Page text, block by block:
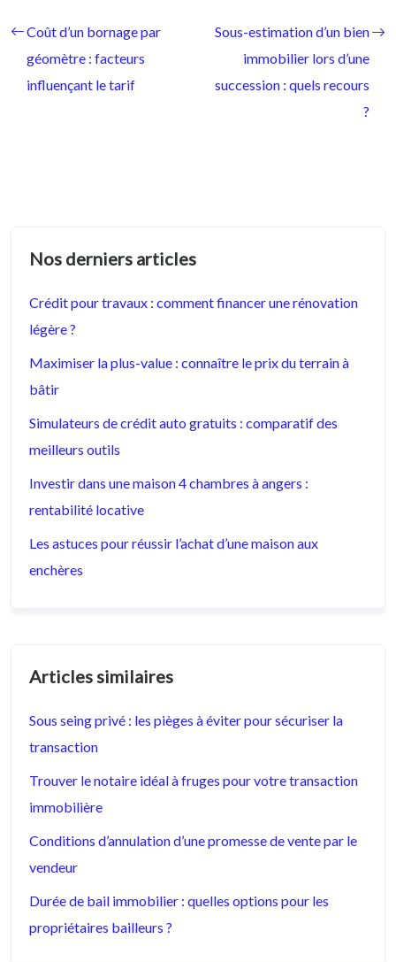
Coût d’un bornage par
géomètre : facteurs
influençant le tarif
Sous-estimation d’un bien
immobilier lors d’une
succession : quels recours
?
Nos derniers articles
Crédit pour travaux : comment financer une rénovation
légère ?
Maximiser la plus-value : connaître le prix du terrain à
bâtir
Simulateurs de crédit auto gratuits : comparatif des
meilleurs outils
Investir dans une maison 4 chambres à angers :
rentabilité locative
Les astuces pour réussir l’achat d’une maison aux
enchères
Articles similaires
Sous seing privé : les pièges à éviter pour sécuriser la
transaction
Trouver le notaire idéal à fruges pour votre transaction
immobilière
Conditions d’annulation d’une promesse de vente par le
vendeur
Durée de bail immobilier : quelles options pour les
propriétaires bailleurs ?